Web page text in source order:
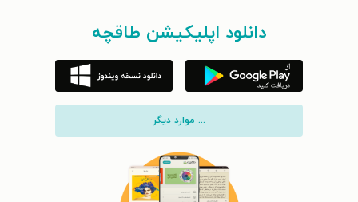
دانلود اپلیکیشن طاقچه
... موارد دیگر